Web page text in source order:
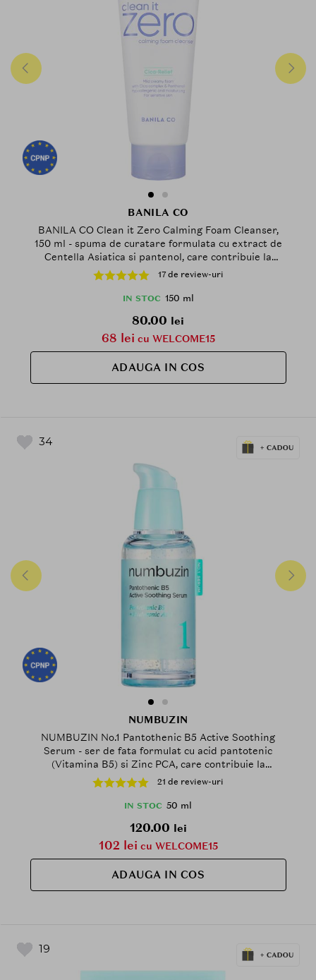
BANILA CO
BANILA CO Clean it Zero Calming Foam Cleanser,
150 ml - spuma de curatare formulata cu extract de
Centella Asiatica si pantenol, care contribuie la
reducerea iritatiilor in timpul spalarii si la metinerea
pielii confortabile dupa curatare
17 de review-uri
IN STOC 150 ml
80.00 lei
68 lei cu WELCOME15
ADAUGA IN COS
34
NUMBUZIN
NUMBUZIN No.1 Pantothenic B5 Active Soothing
Serum - ser de fata formulat cu acid pantotenic
(Vitamina B5) si Zinc PCA, care contribuie la
calmarea pielii si la mentinerea echilibrului
sebumului - 50 ml
21 de review-uri
IN STOC 50 ml
120.00 lei
102 lei cu WELCOME15
ADAUGA IN COS
19